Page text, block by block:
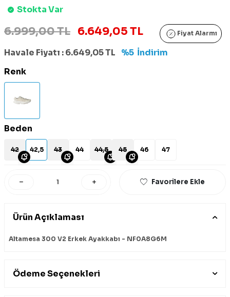
Stokta Var
6.999,00 TL 6.649,05 TL Fiyat Alarmı
Havale Fiyatı :6.649,05TL %5 İndirim
Renk
Beden
42 42,5 43 44 44,5 45 46 47
Favorilere Ekle
Ürün Açıklaması
Altamesa 300 V2 Erkek Ayakkabı - NF0A8G6M
Ödeme Seçenekleri